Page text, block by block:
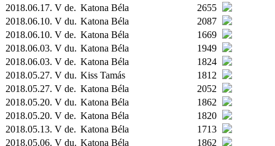
2018.06.17. V de. Katona Béla
2655
2018.06.10. V du. Katona Béla
2087
2018.06.10. V de. Katona Béla
1669
2018.06.03. V du. Katona Béla
1949
2018.06.03. V de. Katona Béla
1824
2018.05.27. V du. Kiss Tamás
1812
2018.05.27. V de. Katona Béla
2052
2018.05.20. V du. Katona Béla
1862
2018.05.20. V de. Katona Béla
1820
2018.05.13. V de. Katona Béla
1713
2018.05.06. V du. Katona Béla
1862